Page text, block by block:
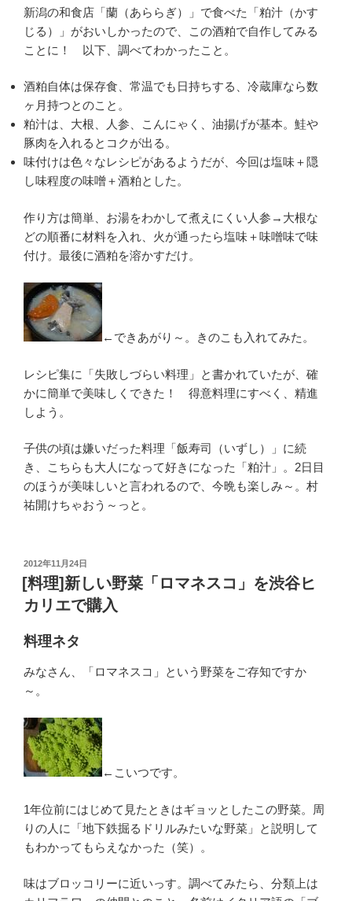
新潟の和食店「蘭（あららぎ）」で食べた「粕汁（かす
じる）」がおいしかったので、この酒粕で自作してみる
ことに！ 以下、調べてわかったこと。
酒粕自体は保存食、常温でも日持ちする、冷蔵庫なら数
ヶ月持つとのこと。
粕汁は、大根、人参、こんにゃく、油揚げが基本。鮭や
豚肉を入れるとコクが出る。
味付けは色々なレシピがあるようだが、今回は塩味＋隠
し味程度の味噌＋酒粕とした。
作り方は簡単、お湯をわかして煮えにくい人参→大根な
どの順番に材料を入れ、火が通ったら塩味＋味噌味で味
付け。最後に酒粕を溶かすだけ。
←できあがり～。きのこも入れてみた。
レシピ集に「失敗しづらい料理」と書かれていたが、確
かに簡単で美味しくできた！ 得意料理にすべく、精進
しよう。
子供の頃は嫌いだった料理「飯寿司（いずし）」に続
き、こちらも大人になって好きになった「粕汁」。2日目
のほうが美味しいと言われるので、今晩も楽しみ～。村
祐開けちゃおう～っと。
投
稿
日:
2012年11月24日
[料理]新しい野菜「ロマネスコ」を渋谷ヒ
カリエで購入
料理ネタ
みなさん、「ロマネスコ」という野菜をご存知ですか
～。
←こいつです。
1年位前にはじめて見たときはギョッとしたこの野菜。周
りの人に「地下鉄掘るドリルみたいな野菜」と説明して
もわかってもらえなかった（笑）。
味はブロッコリーに近いっす。調べてみたら、分類上は